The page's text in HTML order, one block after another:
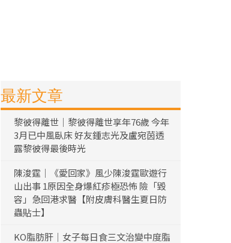
最新文章
黎彼得離世｜黎彼得離世享年76歲 今年
3月已中風臥床 好友鍾志光及盧宛茵透
露黎彼得最後時光
陳浚霆｜《愛回家》風少陳浚霆歐遊行
山出事 1原因全身爆紅疹極恐怖 險「毀
容」急回港求醫【附皮膚科醫生夏日防
蟲貼士】
KO脂肪肝｜女子每日食三文治變中度脂